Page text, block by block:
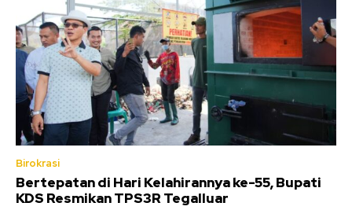
Birokrasi
Bertepatan di Hari Kelahirannya ke-55, Bupati
KDS Resmikan TPS3R Tegalluar